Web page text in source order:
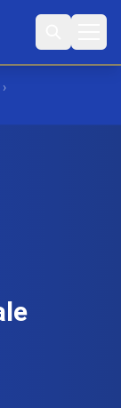
›